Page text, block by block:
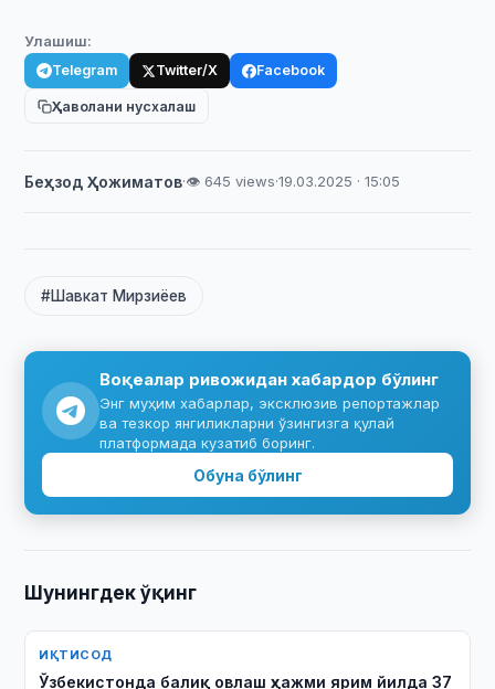
Улашиш:
Telegram Twitter/X Facebook
Ҳаволани нусхалаш
Беҳзод Ҳожиматов·👁 645 views·19.03.2025 · 15:05
#Шавкат Мирзиёев
Воқеалар ривожидан хабардор бўлинг
Энг муҳим хабарлар, эксклюзив репортажлар
ва тезкор янгиликларни ўзингизга қулай
платформада кузатиб боринг.
Обуна бўлинг
Шунингдек ўқинг
ИҚТИСОД
Ўзбекистонда балиқ овлаш ҳажми ярим йилда 37